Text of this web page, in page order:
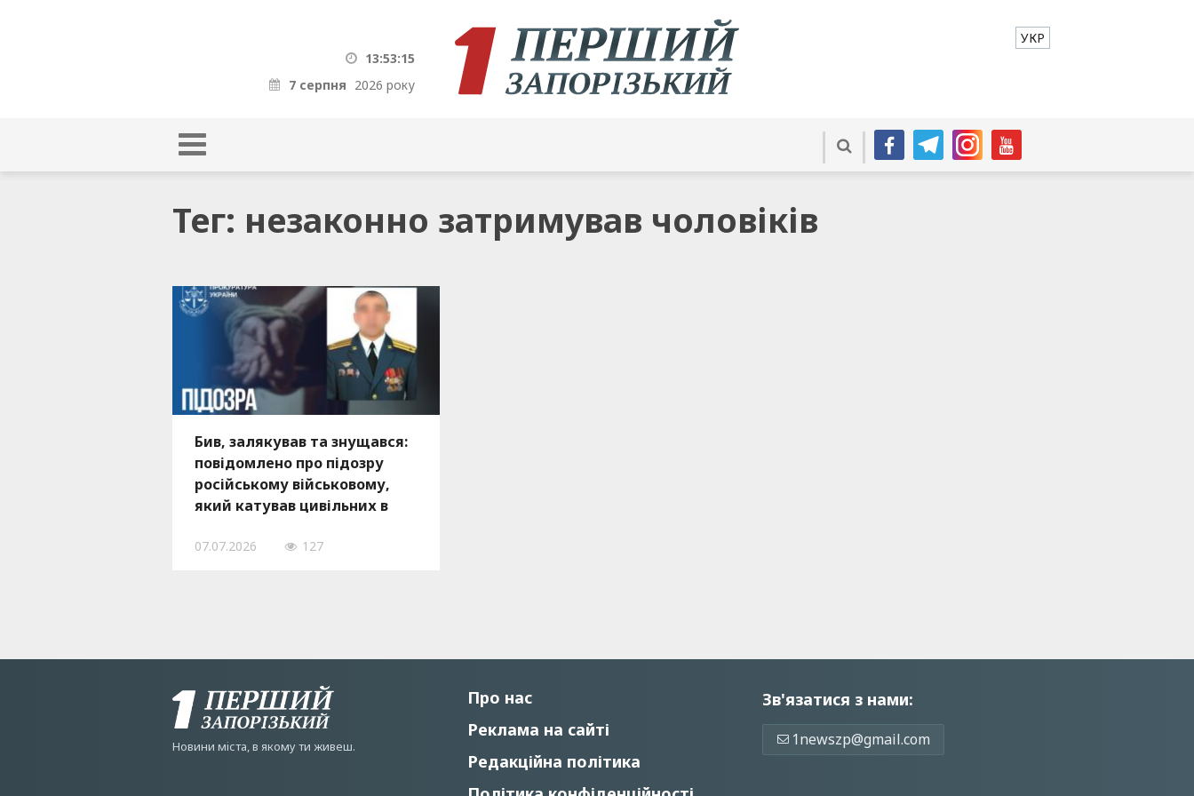
13:53:15
7 серпня 2026 року
УКР
Тег: незаконно затримував чоловіків
Бив, залякував та знущався:
повідомлено про підозру
російському військовому,
який катував цивільних в
07.07.2026 127
Новини мiста, в якому ти живеш.
Про нас
Реклама на сайті
Редакційна політика
Зв'язатися з нами:
1newszp@gmail.com